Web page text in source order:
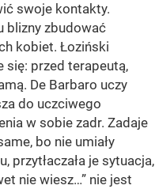
swoje kontakty.
blizny zbudować
kobiet. Łoziński
się: przed terapeutą,
De Barbaro uczy
do uczciwego
w sobie zadr. Zadaje
bo nie umiały
przytłaczała je sytuacja,
nie wiesz…” nie jest